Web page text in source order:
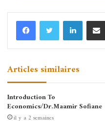
Linkedin
Articles similaires
Introduction To
Economics/Dr.Maamir Sofiane
il y a 2 semaines